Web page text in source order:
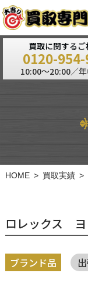
買取に関するご
0120-
10:00～20:00／
HOME 買取実績
ロレックス ヨ
ブランド品